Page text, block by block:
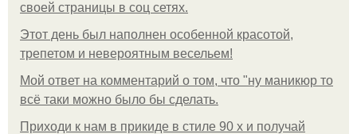
своей страницы в соц сетях.
Этот день был наполнен особенной красотой,
трепетом и невероятным весельем!
Мой ответ на комментарий о том, что "ну маникюр то
всё таки можно было бы сделать.
Приходи к нам в прикиде в стиле 90 х и получай